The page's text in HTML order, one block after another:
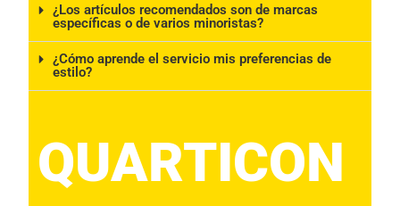
¿Los artículos recomendados son de marcas
específicas o de varios minoristas?
¿Cómo aprende el servicio mis preferencias de
estilo?
QUARTICON​